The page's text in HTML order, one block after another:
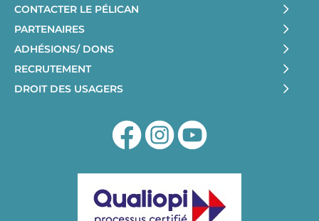
CONTACTER LE PÉLICAN
PARTENAIRES
ADHÉSIONS/ DONS
RECRUTEMENT
DROIT DES USAGERS